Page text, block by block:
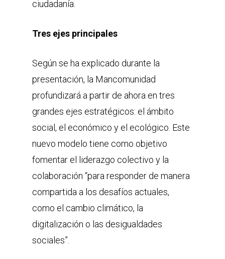
ciudadanía.
Tres ejes principales
Según se ha explicado durante la
presentación, la Mancomunidad
profundizará a partir de ahora en tres
grandes ejes estratégicos: el ámbito
social, el económico y el ecológico. Este
nuevo modelo tiene como objetivo
fomentar el liderazgo colectivo y la
colaboración “para responder de manera
compartida a los desafíos actuales,
como el cambio climático, la
digitalización o las desigualdades
sociales”.